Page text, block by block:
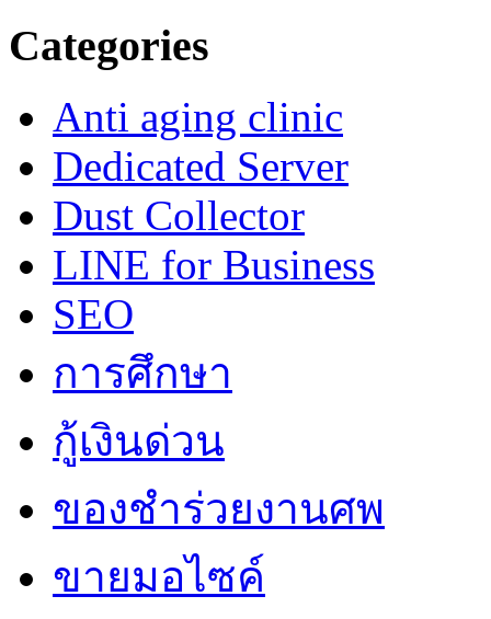
Categories
Anti aging clinic
Dedicated Server
Dust Collector
LINE for Business
SEO
การศึกษา
กู้เงินด่วน
ของชำร่วยงานศพ
ขายมอไซค์